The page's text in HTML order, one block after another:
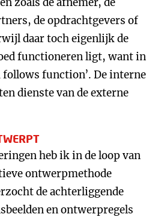
de opdrachtgevers of
daar toch eigenlijk de
functioneren ligt, want in
follows function’. De interne
dienste van de externe
heb ik in de loop van
ontwerpmethode
de achterliggende
en ontwerpregels